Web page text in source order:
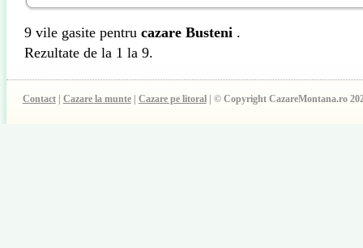
9 vile gasite pentru cazare Busteni .
Rezultate de la 1 la 9.
Contact| Cazare la munte| Cazare pe litoral| © Copyright CazareMontana.ro